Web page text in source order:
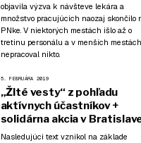
objavila výzva k návšteve lekára a
množstvo pracujúcich naozaj skončilo
PNke. V niektorých mestách išlo až o
tretinu personálu a v menších mestách
nepracoval nikto.
5. FEBRUÁRA 2019
„Žlté vesty“ z pohľadu
aktívnych účastníkov +
solidárna akcia v
Nasledujúci text vznikol na základe